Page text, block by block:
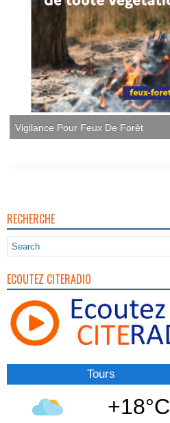
Vigilance Pour Feux De Forêt
RECHERCHE
ECOUTEZ CITERADIO
Tours
+18°C